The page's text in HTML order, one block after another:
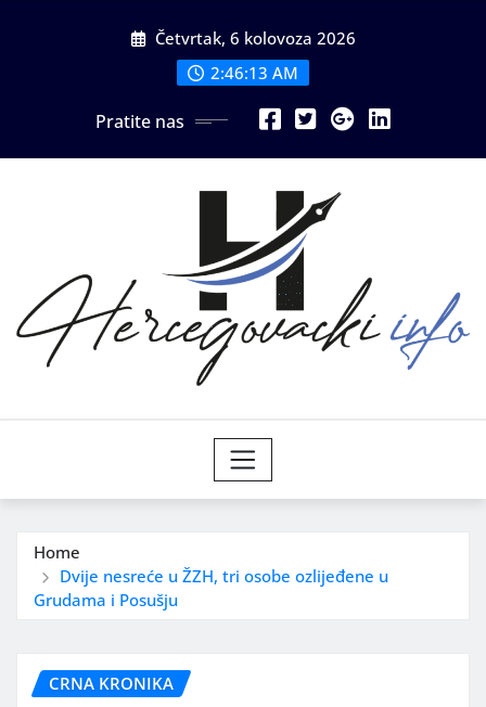
Četvrtak, 6 kolovoza 2026
2:46:15 AM
Pratite nas
Home
Dvije nesreće u ŽZH, tri osobe ozlijeđene u
Grudama i Posušju
CRNA KRONIKA